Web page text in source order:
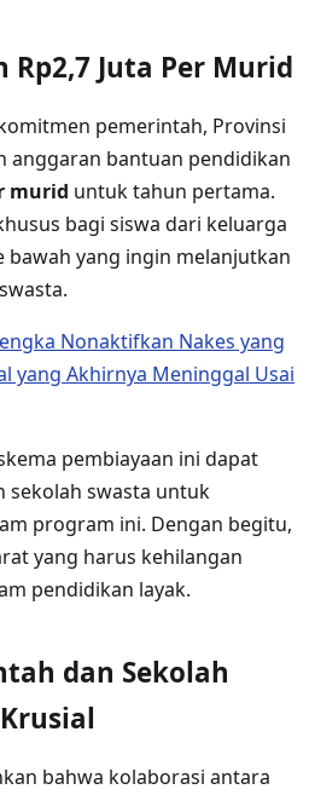
Rp2,7 Juta Per Murid
pemerintah, Provinsi
anggaran bantuan pendidikan
murid untuk tahun pertama.
bagi siswa dari keluarga
bawah yang ingin melanjutkan
Nonaktifkan Nakes yang
yang Akhirnya Meninggal Usai
pembiayaan ini dapat
sekolah swasta untuk
program ini. Dengan begitu,
yang harus kehilangan
pendidikan layak.
dan Sekolah
bahwa kolaborasi antara